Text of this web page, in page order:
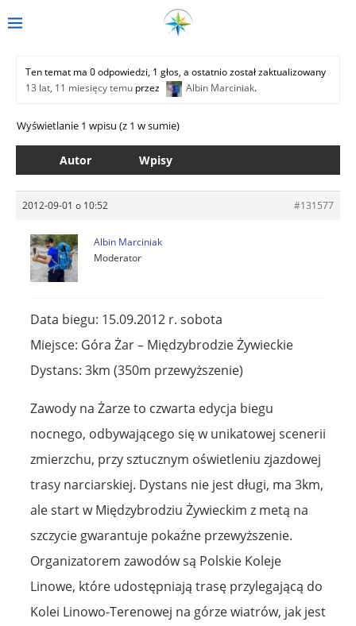
Ten temat ma 0 odpowiedzi, 1 głos, a ostatnio został zaktualizowany
13 lat, 11 miesięcy temu przez Albin Marciniak.
Wyświetlanie 1 wpisu (z 1 w sumie)
Autor Wpisy
2012-09-01 o 10:52 #131577
Albin Marciniak
Moderator
Data biegu: 15.09.2012 r. sobota
Miejsce: Góra Żar – Międzybrodzie Żywieckie
Dystans: 3km (350m przewyższenie)
Zawody na Żarze to czwarta edycja biegu
nocnego, odbywającego się w unikatowej scenerii
zmierzchu, przy sztucznym oświetleniu zjazdowej
trasy narciarskiej. Dystans nie jest długi, ma 3km,
ale start w Międzybrodziu Żywieckim z metą na
szczycie gwarantuje pokaźne przewyższenie.
Organizatorem zawodów są Polskie Koleje
Linowe, które udostępniają trasę przylegającą do
Kolei Linowo-Terenowej na górze wiatrów, jak jest